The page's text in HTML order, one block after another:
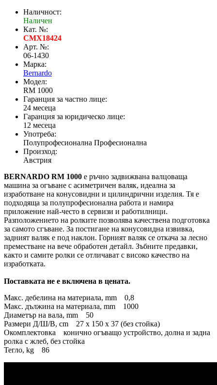
Наличност:
Наличен
Кат. №:
CMX18424
Арт. №:
06-1430
Марка:
Bernardo
Модел:
RM 1000
Гаранция за частно лице:
24 месеца
Гаранция за юридическо лице:
12 месеца
Употреба:
Полупрофесионална Професионална
Произход:
Австрия
BERNARDO RM 1000 е ръчно задвижвана валцоваща
машина за огъване с асиметричен валяк, идеална за
изработване на конусовидни и цилиндрични изделия. Тя е
подходяща за полупрофесионална работа и намира
приложение най-често в сервизи и работилници.
Разположението на ролките позволява качествена подготовка
за самото сгъване. За постигане на конусовидна извивка,
задният валяк е под наклон. Горният валяк се откача за лесно
преместване на вече обработен детайл. Зъбните предавки,
както и самите ролки се отличават с високо качество на
изработката.
Поставката не е включена в цената.
Макс. дебелина на материала, mm 0,8
Макс. дължина на материала, mm 1000
Диаметър на вала, mm 50
Размери Д/Ш/В, cm 27 х 150 х 37 (без стойка)
Окомплектовка конично огъващо устройство, долна и задна
ролка с жлеб, без стойка
Тегло, kg 86